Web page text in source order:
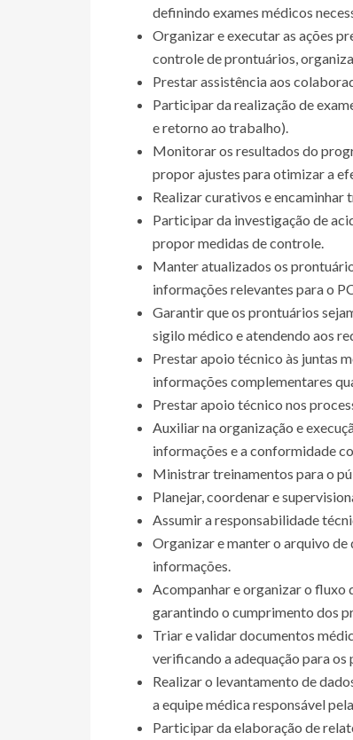
definindo exames médicos
Organizar e executar as ações
controle de prontuários,
Prestar assistência aos
Participar da realização de
e retorno ao trabalho).
Monitorar os resultados do
propor ajustes para otimizar a
Realizar curativos e
Participar da investigação de
propor medidas de controle.
Manter atualizados os
informações relevantes para o
Garantir que os prontuários
sigilo médico e atendendo aos
Prestar apoio técnico às juntas
informações complementares
Prestar apoio técnico nos
Auxiliar na organização e
informações e a conformidade
Ministrar treinamentos para o
Planejar, coordenar e
Assumir a responsabilidade
Organizar e manter o arquivo
informações.
Acompanhar e organizar o fluxo
garantindo o cumprimento dos
Triar e validar documentos
verificando a adequação para os
Realizar o levantamento de
a equipe médica responsável
Participar da elaboração de